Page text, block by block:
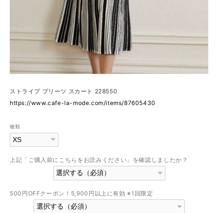
ストライプ プリーツ スカート 228550
https://www.cafe-la-mode.com/items/87605430
種類
上記「ご購入前にこちらをお読みください」を確認しましたか？
500円OFFクーポン！5,900円以上に有効 ※1回限定